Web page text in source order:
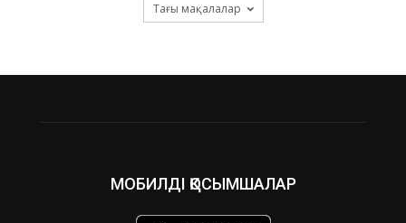
Тағы мақалалар
МОБИЛДІ ҚОСЫМШАЛАР